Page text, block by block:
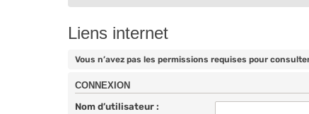
Liens internet
Vous n’avez pas les permissions requises pour
CONNEXION
Nom d’utilisateur :